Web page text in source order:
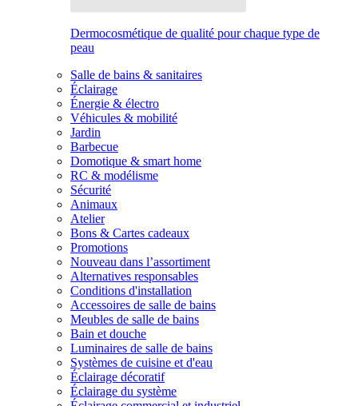
Dermocosmétique de qualité pour chaque type de
peau
Salle de bains & sanitaires
Éclairage
Énergie & électro
Véhicules & mobilité
Jardin
Barbecue
Domotique & smart home
RC & modélisme
Sécurité
Animaux
Atelier
Bons & Cartes cadeaux
Promotions
Nouveau dans l’assortiment
Alternatives responsables
Conditions d'installation
Accessoires de salle de bains
Meubles de salle de bains
Bain et douche
Luminaires de salle de bains
Systèmes de cuisine et d'eau
Éclairage décoratif
Éclairage du système